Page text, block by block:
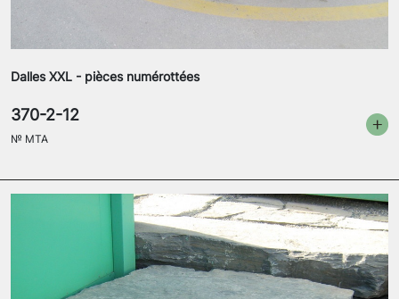
Dalles XXL - pièces numérottées
370-2-12
№ MTA